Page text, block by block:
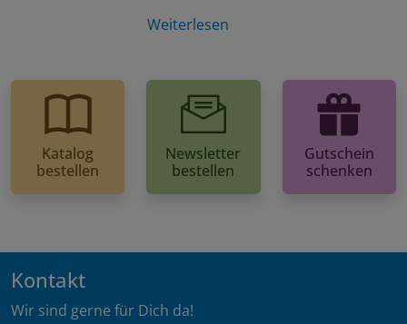
Weiterlesen
Katalog
bestellen
Newsletter
bestellen
Gutschein
schenken
Kontakt
Wir sind gerne für Dich da!